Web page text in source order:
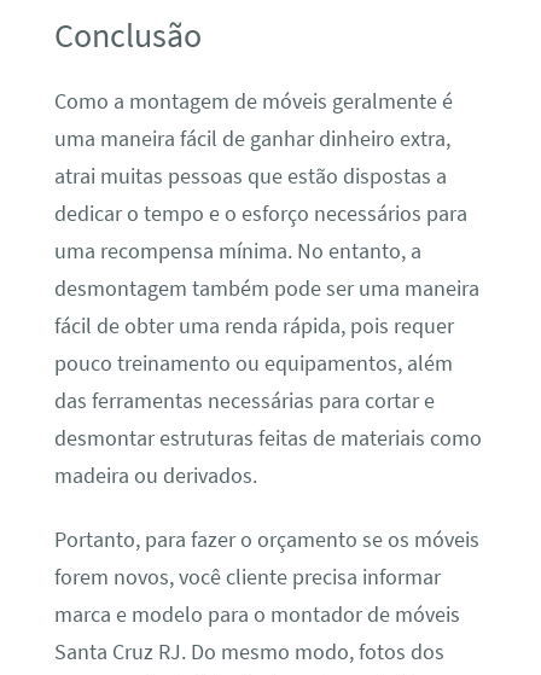
Conclusão
Como a montagem de móveis geralmente é
uma maneira fácil de ganhar dinheiro extra,
atrai muitas pessoas que estão dispostas a
dedicar o tempo e o esforço necessários para
uma recompensa mínima. No entanto, a
desmontagem também pode ser uma maneira
fácil de obter uma renda rápida, pois requer
pouco treinamento ou equipamentos, além
das ferramentas necessárias para cortar e
desmontar estruturas feitas de materiais como
madeira ou derivados.
Portanto, para fazer o orçamento se os móveis
forem novos, você cliente precisa informar
marca e modelo para o montador de móveis
Santa Cruz RJ. Do mesmo modo, fotos dos